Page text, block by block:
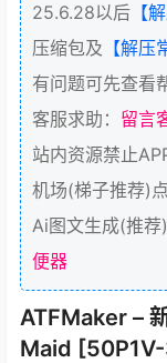
25.6.28以后 【
压缩包及 【解压
有问题可先查看
客服求助： 留言
站内资源禁止
机场(梯子推荐)点
Ai图文生成(推荐)
便器
ATFMaker –
Maid